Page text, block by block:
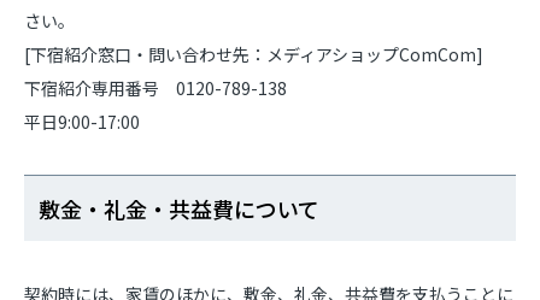
さい。
[下宿紹介窓口・問い合わせ先：メディアショップComCom]
下宿紹介専用番号 0120-789-138
平日9:00-17:00
敷金・礼金・共益費について
契約時には、家賃のほかに、敷金、礼金、共益費を支払うことに